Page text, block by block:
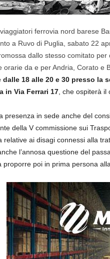
ferrovia nord barese
a Ruvo di Puglia, sabato 22
dallo stesso comitato
orarie da e per Andria, Corato e
dalle 18 alle 20 e 30 presso la
in Via Ferrari 17, che ospiterà il
presenza in sede anche del
della V commissione sui
relative ai disagi connessi alla
l’annosa questione del
proporre poi in prima persona